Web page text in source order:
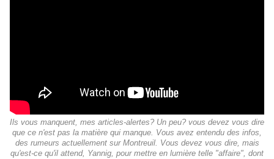
Ils vous manquent, mes articles-alertes? Un peu? vous devez vous dire
que ce n'est pas la matière qui manque. Vous avez entendu des infos,
des rumeurs actuellement sur Montreuil. Vous devez vous dire, mais
qu'est-ce qu'il attend, Yannig, pour mettre en lumière telle "affaire", dont